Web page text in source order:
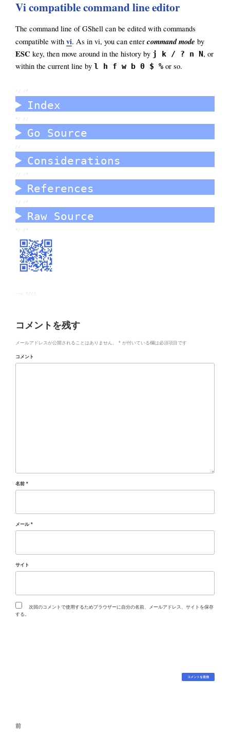
Vi compatible command line editor
The command line of GShell can be edited with commands
compatible with vi. As in vi, you can enter command mode by
ESC key, then move around in the history by j k / ? n N, or
within the current line by l h f w b 0 $ % or so.
*/ /*
Index
*/ //
Go Source
//
Considerations
// /*
References
*/ /*
Raw Source
*/ /*
--> *///
コメントを残す
メールアドレスが公開されることはありません。 * が付いている欄は必須項目です
コメント
名前 *
メール *
サイト
次回のコメントで使用するためブラウザーに自分の名前、メールアドレス、サイトを保存
する。
投
過
前